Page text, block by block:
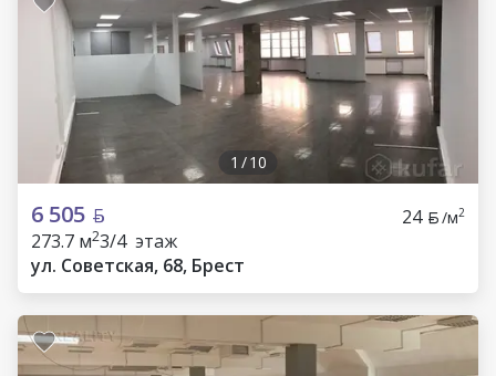
1 /10
6 505 24 /м2
273.7 м23/4 этаж
ул. Советская, 68, Брест